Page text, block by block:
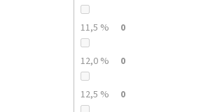
11,5 % 0
12,0 % 0
12,5 % 0